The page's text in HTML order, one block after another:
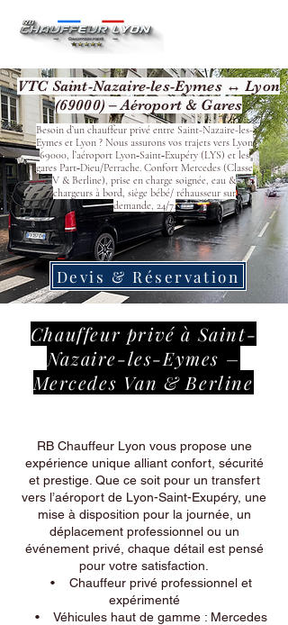
VTC Saint-Nazaire-les-Eymes ↔ Lyon
(69000) – Aéroport & Gares
Besoin d’un chauffeur privé entre Saint-Nazaire-les-
Eymes et Lyon ? Nous assurons vos trajets vers Lyon
69000, l’aéroport Lyon‑Saint‑Exupéry (LYS) et les
gares Part‑Dieu/Perrache. Confort Mercedes (Classe
V & Berline), prise en charge soignée, eau &
chargeurs à bord, siège bébé/ réhausseur sur
demande, 24/7.
Devis & Réservation
Chauffeur privé à Saint-
Nazaire-les-Eymes –
Mercedes Van & Berline
RB Chauffeur Lyon vous propose une
expérience unique alliant confort, sécurité
et prestige. Que ce soit pour un transfert
vers l’aéroport de Lyon-Saint-Exupéry, une
mise à disposition pour la journée, un
déplacement professionnel ou un
événement privé, chaque détail est pensé
pour votre satisfaction.
• Chauffeur privé professionnel et
expérimenté
• Véhicules haut de gamme : Mercedes